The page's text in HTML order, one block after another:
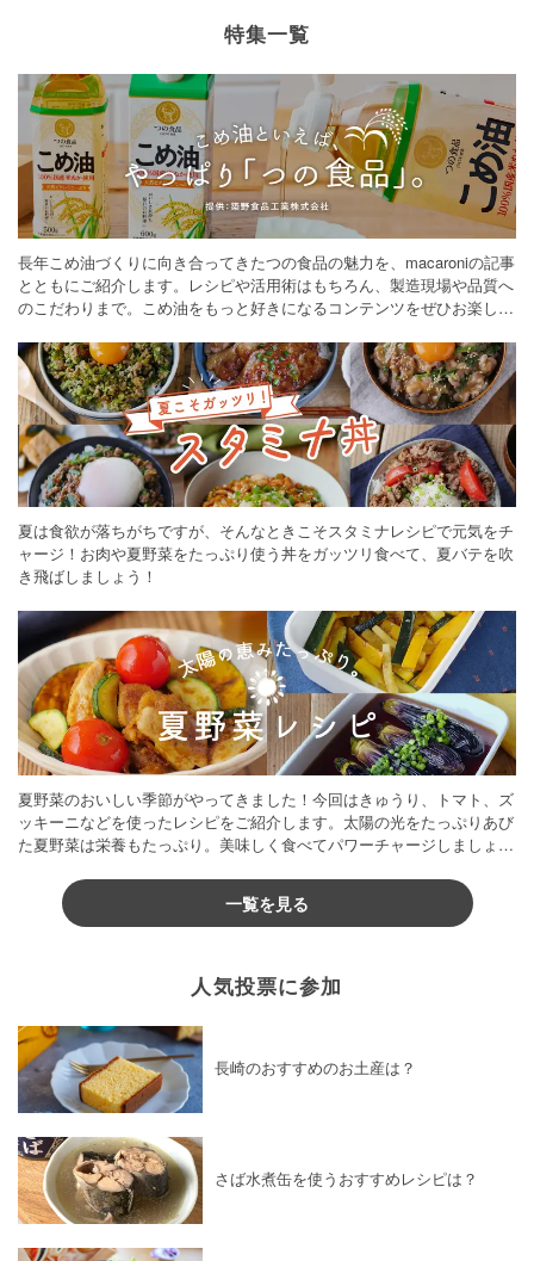
特集一覧
長年こめ油づくりに向き合ってきたつの食品の魅力を、macaroniの記事
とともにご紹介します。レシピや活用術はもちろん、製造現場や品質へ
のこだわりまで。こめ油をもっと好きになるコンテンツをぜひお楽しみ
夏は食欲が落ちがちですが、そんなときこそスタミナレシピで元気をチ
ャージ！お肉や夏野菜をたっぷり使う丼をガッツリ食べて、夏バテを吹
き飛ばしましょう！
夏野菜のおいしい季節がやってきました！今回はきゅうり、トマト、ズ
ッキーニなどを使ったレシピをご紹介します。太陽の光をたっぷりあび
た夏野菜は栄養もたっぷり。美味しく食べてパワーチャージしましょう
一覧を見る
人気投票に参加
長崎のおすすめのお土産は？
さば水煮缶を使うおすすめレシピは？